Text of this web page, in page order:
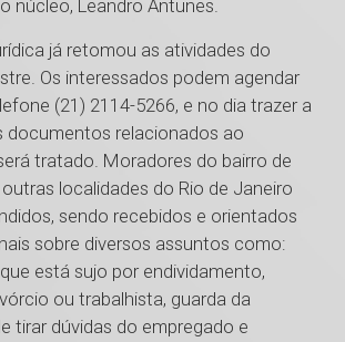
núcleo, Leandro Antunes.
já retomou as atividades do
Os interessados podem agendar
(21) 2114-5266, e no dia trazer a
documentos relacionados ao
tratado. Moradores do bairro de
localidades do Rio de Janeiro
sendo recebidos e orientados
sobre diversos assuntos como:
está sujo por endividamento,
ou trabalhista, guarda da
tirar dúvidas do empregado e